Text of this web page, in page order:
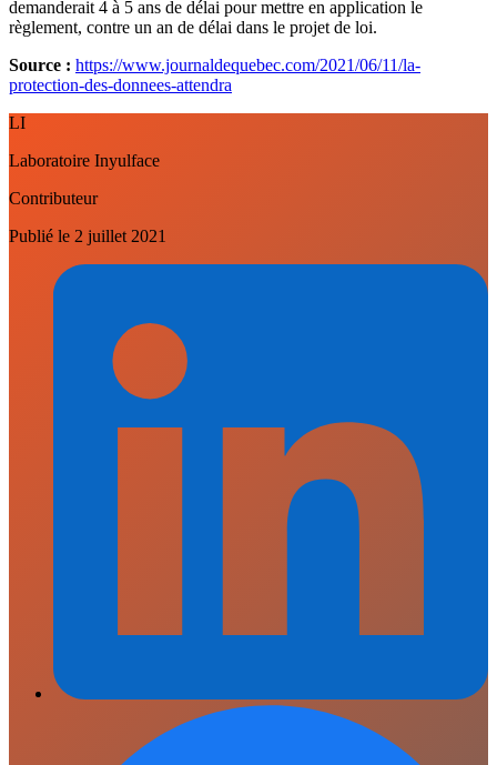
demanderait 4 à 5 ans de délai pour mettre en application le
règlement, contre un an de délai dans le projet de loi.
Source : https://www.journaldequebec.com/2021/06/11/la-
protection-des-donnees-attendra
LI
Laboratoire Inyulface
Contributeur
Publié le 2 juillet 2021